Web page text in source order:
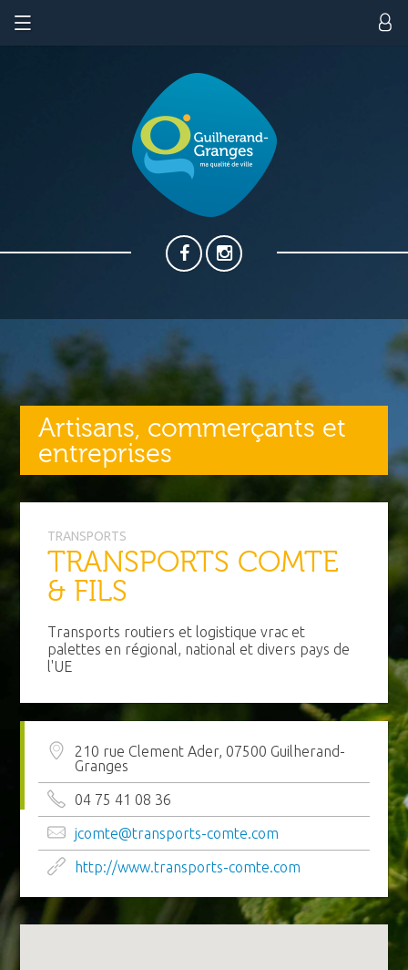
Artisans, commerçants et
entreprises
TRANSPORTS
TRANSPORTS COMTE
& FILS
Transports routiers et logistique vrac et
palettes en régional, national et divers pays de
l'UE
210 rue Clement Ader, 07500 Guilherand-
Granges
04 75 41 08 36
jcomte@transports-comte.com
http://www.transports-comte.com